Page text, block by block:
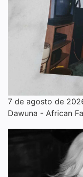
7 de agosto de
Dawuna - African